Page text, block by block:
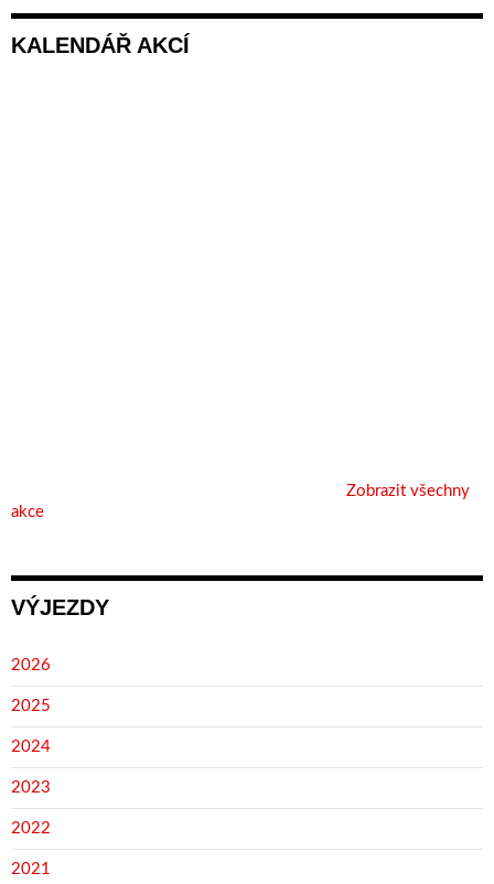
KALENDÁŘ AKCÍ
Zobrazit všechny
akce
VÝJEZDY
2026
2025
2024
2023
2022
2021